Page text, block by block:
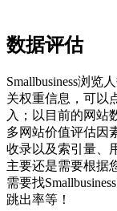
数据评估
Smallbusiness浏览
关权重信息，可以
入；以目前的网站
多网站价值评估因
收录以及索引量、
主要还是需要根据
需要找
跳出率等！